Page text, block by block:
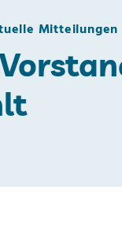
Mitteilungen